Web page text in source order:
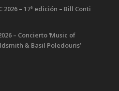
2026 – 17ª edición – Bill Conti
– Concierto ‘Music of
& Basil Poledouris’